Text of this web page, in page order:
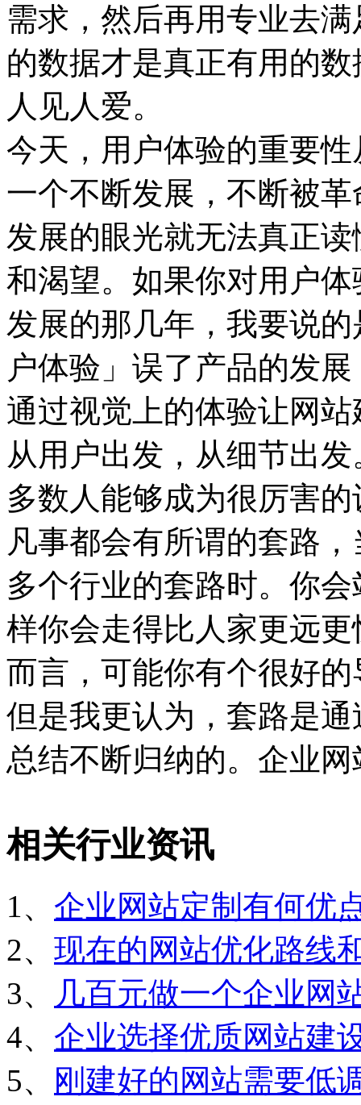
需求，然后再用专业去
的数据才是真正有用的
人见人爱。
今天，用户体验的重要
一个不断发展，不断被
发展的眼光就无法真正
和渴望。如果你对用户
发展的那几年，我要说
户体验」误了产品的发
通过视觉上的体验让网
从用户出发，从细节出发
多数人能够成为很厉害
凡事都会有所谓的套路
多个行业的套路时。你
样你会走得比人家更远
而言，可能你有个很好
但是我更认为，套路是
总结不断归纳的。企业
相关行业资讯
1、 企业网站定制有何优
2、 现在的网站优化路线
3、
几百元做一个企业网
4、 企业选择优质网站建
5、
刚建好的网站需要低